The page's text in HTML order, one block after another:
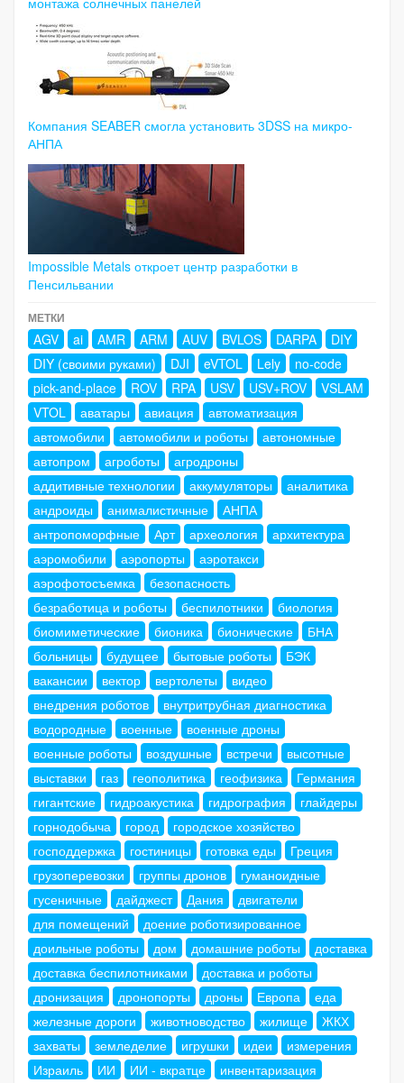
Компания SEABER смогла установить 3DSS на микро-
АНПА
Impossible Metals откроет центр разработки в
Пенсильвании
МЕТКИ
AGV ai AMR ARM AUV BVLOS DARPA
DIY
DIY (своими руками)
DJI eVTOL Lely
no-code
pick-and-place
ROV RPA USV USV+ROV
VSLAM
VTOL
аватары авиация
автоматизация
автомобили
автомобили и роботы
автономные
автопром
агроботы
агродроны
аддитивные технологии
аккумуляторы
аналитика
андроиды
анималистичные
АНПА
антропоморфные
Арт археология
архитектура
аэромобили
аэропорты
аэротакси
аэрофотосъемка
безопасность
безработица и роботы
беспилотники
биология
биомиметические
бионика бионические
БНА
больницы
будущее бытовые роботы
БЭК
вакансии
вектор вертолеты
видео
внедрения роботов
внутритрубная диагностика
водородные
военные
военные дроны
военные роботы
воздушные встречи
высотные
выставки
газ геополитика геофизика
Германия
гигантские
гидроакустика гидрография
глайдеры
горнодобыча
город
городское хозяйство
господдержка
гостиницы готовка еды
Греция
грузоперевозки
группы дронов
гуманоидные
гусеничные
дайджест Дания
двигатели
для помещений
доение роботизированное
доильные роботы
дом домашние роботы
доставка
доставка беспилотниками
доставка и роботы
дронизация
дронопорты дроны Европа
еда
железные дороги
животноводство жилище
ЖКХ
захваты
земледелие игрушки идеи
измерения
Израиль
ИИ ИИ - вкратце
инвентаризация